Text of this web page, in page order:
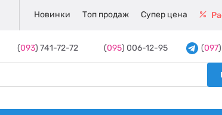
Новинки Топ продаж Супер цена
(093) 741-72-72 (095) 006-12-95 (097